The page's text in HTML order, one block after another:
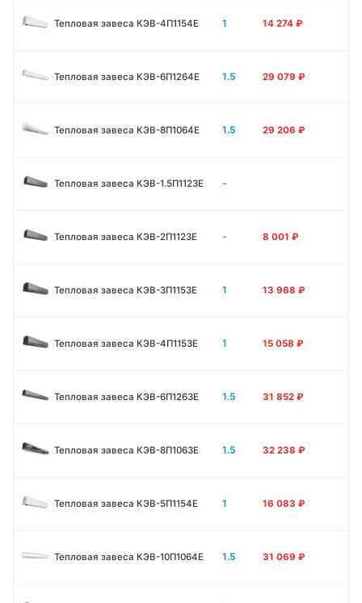
Тепловая завеса КЭВ-4П1154E 1 14 274 ₽
Тепловая завеса КЭВ-6П1264E 1.5 29 079 ₽
Тепловая завеса КЭВ-8П1064E 1.5 29 206 ₽
Тепловая завеса КЭВ-1.5П1123E -
Тепловая завеса КЭВ-2П1123E - 8 001 ₽
Тепловая завеса КЭВ-3П1153E 1 13 968 ₽
Тепловая завеса КЭВ-4П1153E 1 15 058 ₽
Тепловая завеса КЭВ-6П1263E 1.5 31 852 ₽
Тепловая завеса КЭВ-8П1063E 1.5 32 238 ₽
Тепловая завеса КЭВ-5П1154E 1 16 083 ₽
Тепловая завеса КЭВ-10П1064E 1.5 31 069 ₽